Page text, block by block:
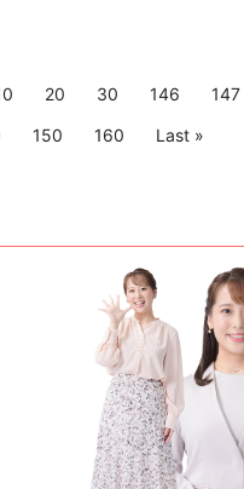
20 30 146 147
150 160 Last »